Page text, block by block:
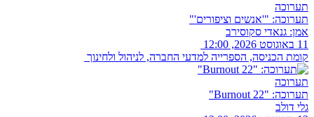
תערוכה
תערוכה: "'אנשים וציפורים'"
אמן: גנאדי סקוסירב
11 באוגוסט 2026, 12:00
קומת הכניסה, הספרייה למדעי החברה, לניהול ולחינוך
תערוכה
תערוכה: "Burnout 22"
גלי דולב